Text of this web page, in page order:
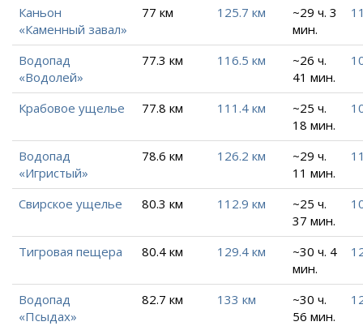
Каньон
«Каменный завал»
77 км 125.7 км
~29 ч. 3
мин.
Водопад
«Водолей»
77.3 км 116.5 км
~26 ч.
41 мин.
Крабовое ущелье 77.8 км 111.4 км
~25 ч.
18 мин.
Водопад
«Игристый»
78.6 км 126.2 км
~29 ч.
11 мин.
Свирское ущелье 80.3 км 112.9 км
~25 ч.
37 мин.
Тигровая пещера 80.4 км 129.4 км
~30 ч. 4
мин.
Водопад
«Псыдах»
82.7 км 133 км
~30 ч.
56 мин.